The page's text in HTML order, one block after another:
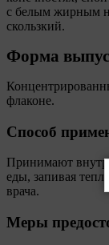
с белым жирным
скользкий.
Форма
флаконе.
Способ
Принимают
еды, запивая
врача.
Меры